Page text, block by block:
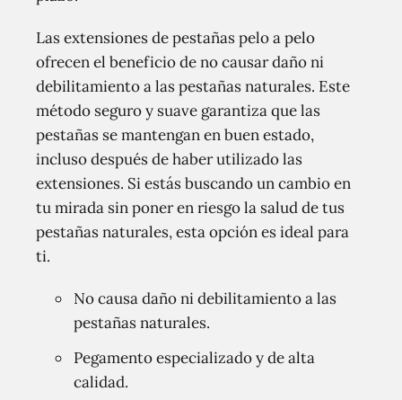
Las extensiones de pestañas pelo a pelo
ofrecen el beneficio de no causar daño ni
debilitamiento a las pestañas naturales. Este
método seguro y suave garantiza que las
pestañas se mantengan en buen estado,
incluso después de haber utilizado las
extensiones. Si estás buscando un cambio en
tu mirada sin poner en riesgo la salud de tus
pestañas naturales, esta opción es ideal para
ti.
No causa daño ni debilitamiento a las
pestañas naturales.
Pegamento especializado y de alta
calidad.